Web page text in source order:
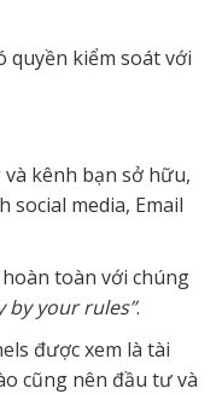
quyền kiểm soát với
kênh bạn sở hữu,
social media, Email
toàn với chúng
by your rules”.
được xem là tài
cũng nên đầu tư và